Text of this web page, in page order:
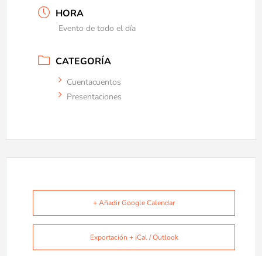
HORA
Evento de todo el día
CATEGORÍA
Cuentacuentos
Presentaciones
+ Añadir Google Calendar
Exportación + iCal / Outlook